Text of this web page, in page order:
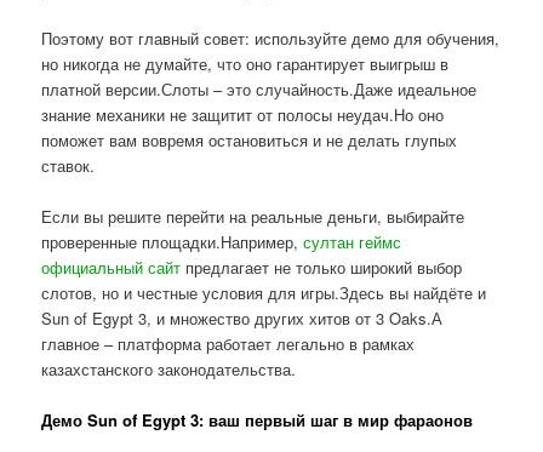
Поэтому вот главный совет: используйте демо для обучения,
но никогда не думайте, что оно гарантирует выигрыш в
платной версии.Слоты – это случайность.Даже идеальное
знание механики не защитит от полосы неудач.Но оно
поможет вам вовремя остановиться и не делать глупых
ставок.
Если вы решите перейти на реальные деньги, выбирайте
проверенные площадки.Например,султан геймс
официальный сайт предлагает не только широкий выбор
слотов, но и честные условия для игры.Здесь вы найдёте и
Sun of Egypt 3, и множество других хитов от 3 Oaks.А
главное – платформа работает легально в рамках
казахстанского законодательства.
Демо Sun of Egypt 3: ваш первый шаг в мир фараонов